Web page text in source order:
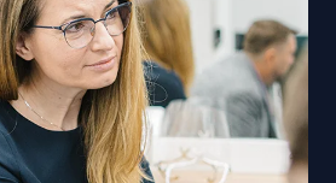
Це питання краще
Ортодонти допоможуть
варіант з